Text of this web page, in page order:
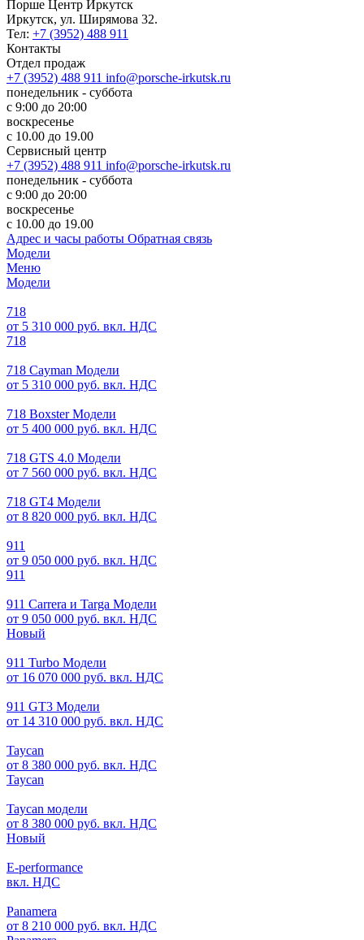
Порше Центр Иркутск
Иркутск, ул. Ширямова 32.
Тел: +7 (3952) 488 911
Контакты
Отдел продаж
+7 (3952) 488 911 info@porsche-irkutsk.ru
понедельник - суббота
с 9:00 до 20:00
воскресенье
с 10.00 до 19.00
Сервисный центр
+7 (3952) 488 911 info@porsche-irkutsk.ru
понедельник - суббота
с 9:00 до 20:00
воскресенье
с 10.00 до 19.00
Адрес и часы работы Обратная связь
Модели
Меню
Модели
718
от 5 310 000 руб. вкл. НДС
718
718 Cayman Модели
от 5 310 000 руб. вкл. НДС
718 Boxster Модели
от 5 400 000 руб. вкл. НДС
718 GTS 4.0 Модели
от 7 560 000 руб. вкл. НДС
718 GT4 Модели
от 8 820 000 руб. вкл. НДС
911
от 9 050 000 руб. вкл. НДС
911
911 Carrera и Targa Модели
от 9 050 000 руб. вкл. НДС
Новый
911 Turbo Модели
от 16 070 000 руб. вкл. НДС
911 GT3 Модели
от 14 310 000 руб. вкл. НДС
Taycan
от 8 380 000 руб. вкл. НДС
Taycan
Taycan модели
от 8 380 000 руб. вкл. НДС
Новый
E-performance
вкл. НДС
Panamera
от 8 210 000 руб. вкл. НДС